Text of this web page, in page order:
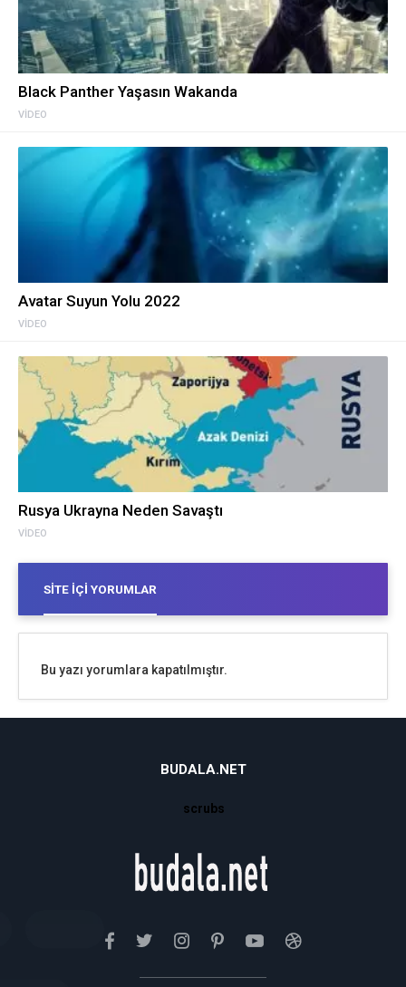
VIDEO
Black Panther Yaşasın Wakanda
VIDEO
Avatar Suyun Yolu 2022
VIDEO
Rusya Ukrayna Neden Savaştı
SITE İÇI YORUMLAR
Bu yazı yorumlara kapatılmıştır.
BUDALA.NET
scrubs